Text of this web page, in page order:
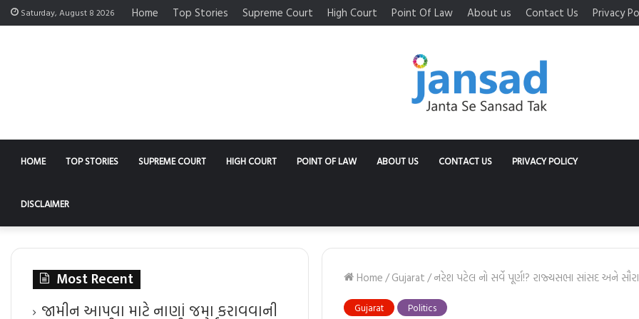
Saturday, August 8 2026 Home Top Stories Supreme Court High Court Point Of Law About us Contact Us Privacy
HOME TOP STORIES SUPREME COURT HIGH COURT POINT OF LAW ABOUT US CONTACT US PRIVACY POLICY
DISCLAIMER
Home/Gujarat/નરેશ પટેલ નો સર્વે પૂર્ણ!? રાજ્યસભા સાંસદ અને
Gujarat Politics
Most Recent
જામીન આપવા માટે નાણાં જમા કરાવવાની